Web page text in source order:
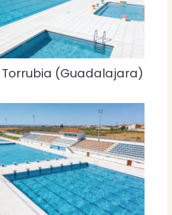
Torrubia (Guadalajara)